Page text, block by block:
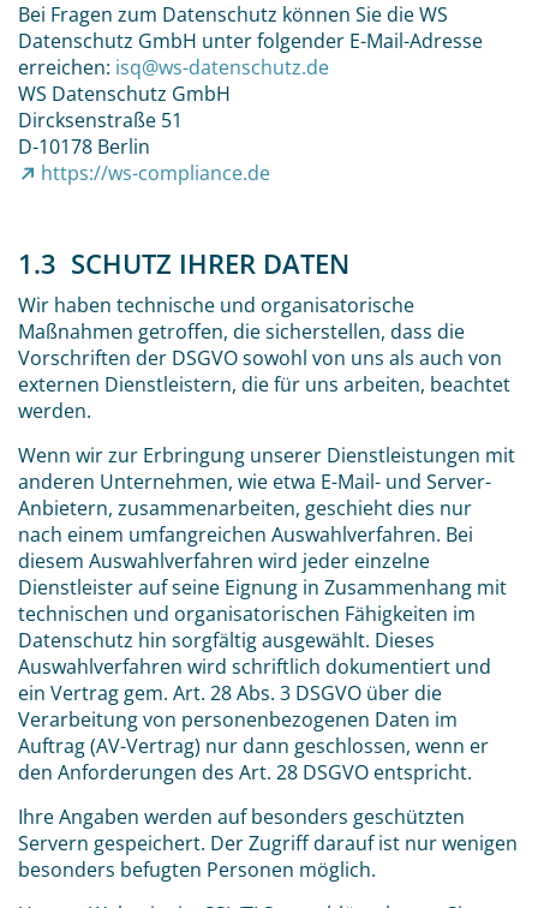
Bei Fragen zum Datenschutz können Sie die WS
Datenschutz GmbH unter folgender E-Mail-Adresse
erreichen: isq@ws-datenschutz.de
WS Datenschutz GmbH
Dircksenstraße 51
D-10178 Berlin
https://ws-compliance.de
1.3 SCHUTZ IHRER DATEN
Wir haben technische und organisatorische
Maßnahmen getroffen, die sicherstellen, dass die
Vorschriften der DSGVO sowohl von uns als auch von
externen Dienstleistern, die für uns arbeiten, beachtet
werden.
Wenn wir zur Erbringung unserer Dienstleistungen mit
anderen Unternehmen, wie etwa E-Mail- und Server-
Anbietern, zusammenarbeiten, geschieht dies nur
nach einem umfangreichen Auswahlverfahren. Bei
diesem Auswahlverfahren wird jeder einzelne
Dienstleister auf seine Eignung in Zusammenhang mit
technischen und organisatorischen Fähigkeiten im
Datenschutz hin sorgfältig ausgewählt. Dieses
Auswahlverfahren wird schriftlich dokumentiert und
ein Vertrag gem. Art. 28 Abs. 3 DSGVO über die
Verarbeitung von personenbezogenen Daten im
Auftrag (AV-Vertrag) nur dann geschlossen, wenn er
den Anforderungen des Art. 28 DSGVO entspricht.
Ihre Angaben werden auf besonders geschützten
Servern gespeichert. Der Zugriff darauf ist nur wenigen
besonders befugten Personen möglich.